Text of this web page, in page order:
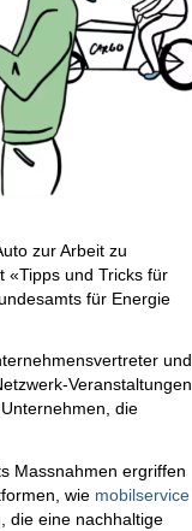
zur Arbeit zu
«Tipps und Tricks für
für Energie
und
Veranstaltungen
die
Massnahmen ergriffen
wie mobilservice
die eine nachhaltige